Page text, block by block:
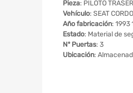
Pieza: PILOTO
Vehículo: SEAT
Año fabricación: 1993
Estado: Material de
Nº Puertas: 3
Ubicación: